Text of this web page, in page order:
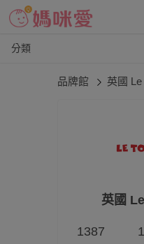
分類
品牌館 英國 Le
英國
1387